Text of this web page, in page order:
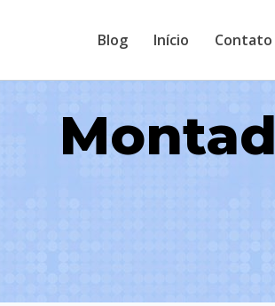
Blog Início Contato